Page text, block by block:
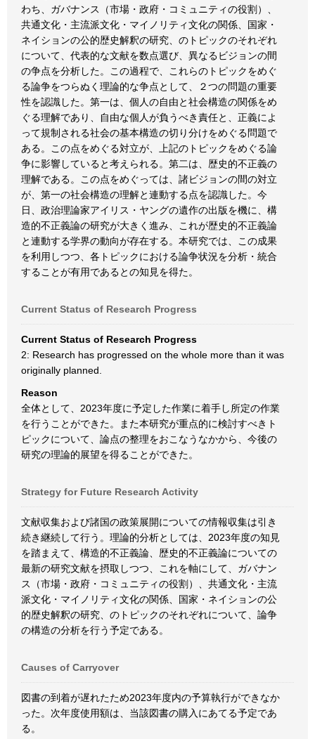
わち、ガバナンス（市場・政府・コミュニティの役割）、
共通文化・主流派文化・マイノリティ文化の関係、国家・
ネイションの公的歴史解釈の研究、のトピックのそれぞれ
について、代表的な文献を数点選び、異なるビジョンの間
の争点を分析した。この過程で、これらのトピックをめぐ
る論争をつらぬく理論的な争点として、２つの問題の重要
性を認識した。第一は、個人の自由と社会構造の関係をめ
ぐる理解であり、自由な個人が負うべき責任と、正義によ
って規制される社会の基本構造の切り分けをめぐる問題で
ある。この点をめぐる対立が、上記のトピックをめぐる論
争に影響していると考えられる。第二は、歴史的不正義の
理解である。この点をめぐっては、諸ビジョンの間の対立
が、第一の社会構造の理解と連動する点を認識した。今
日、政治理論家アイリス・ヤングの遺作の出版を機に、構
造的不正義論の研究が大きく進み、これが歴史的不正義論
と連動する学界の動向が存在する。本研究では、この成果
を利用しつつ、各トピックにおける論争状況を分析・統合
することが有用であるとの知見を得た。
Current Status of Research Progress
Current Status of Research Progress
2: Research has progressed on the whole more than it was
originally planned.
Reason
全体として、2023年度に予定した作業に着手し所定の作業
を行うことができた。また本研究が重点的に検討すべきト
ピックについて、論点の整理をおこなうなかから、今後の
研究の理論的展望を得ることができた。
Strategy for Future Research Activity
文献収集および諸国の政策展開についての情報収集は引き
続き継続して行う。理論的分析としては、2023年度の知見
を踏まえて、構造的不正義論、歴史的不正義論についての
最新の研究文献を摂取しつつ、これを軸にして、ガバナン
ス（市場・政府・コミュニティの役割）、共通文化・主流
派文化・マイノリティ文化の関係、国家・ネイションの公
的歴史解釈の研究、のトピックのそれぞれについて、論争
の構造の分析を行う予定である。
Causes of Carryover
図書の到着が遅れたため2023年度内の予算執行ができなか
った。次年度使用額は、当該図書の購入にあてる予定であ
る。